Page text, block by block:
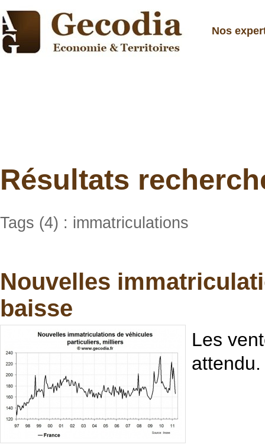
Nos
Résultats
Tags (4) : immatriculations
Nouvelles
baisse
Les
attendu.